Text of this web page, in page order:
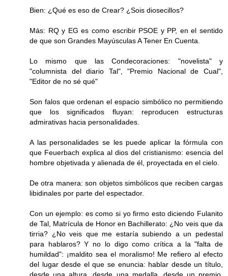
Bien: ¿Qué es eso de Crear? ¿Sois diosecillos?
Más: RQ y EG es como escribir PSOE y PP, en el sentido
de que son Grandes Mayúsculas A Tener En Cuenta.
Lo mismo que las Condecoraciones: "novelista" y
"columnista del diario Tal", "Premio Nacional de Cual",
"Editor de no sé qué"
Son falos que ordenan el espacio simbólico no permitiendo
que los significados fluyan: reproducen estructuras
admirativas hacia personalidades.
A las personalidades se les puede aplicar la fórmula con
que Feuerbach explica al dios del cristianismo: esencia del
hombre objetivada y alienada de él, proyectada en el cielo.
De otra manera: son objetos simbólicos que reciben cargas
libidinales por parte del espectador.
Con un ejemplo: es como si yo firmo esto diciendo Fulanito
de Tal, Matrícula de Honor en Bachillerato: ¿No veis que da
tirria? ¿No veis que me estaría subiendo a un pedestal
para hablaros? Y no lo digo como crítica a la "falta de
humildad": ¡maldito sea el moralismo! Me refiero al efecto
del lugar desde el que se enuncia: hablar desde un título,